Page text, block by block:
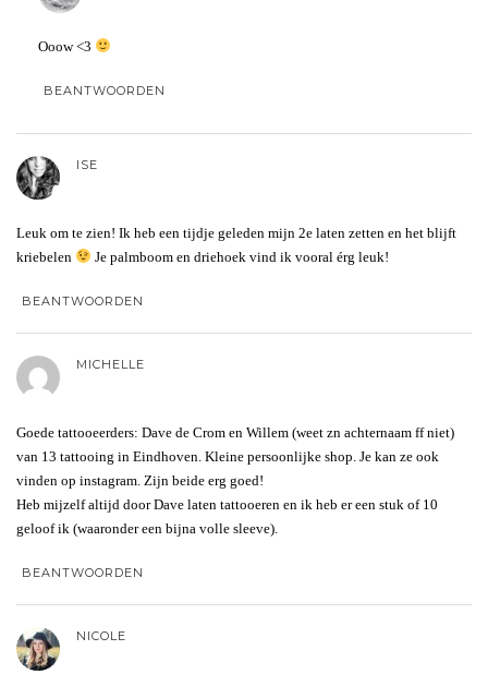
Ooow <3
BEANTWOORDEN
ISE
Leuk om te zien! Ik heb een tijdje geleden mijn 2e laten zetten en het blijft
kriebelen
Je palmboom en driehoek vind ik vooral érg leuk!
BEANTWOORDEN
MICHELLE
Goede tattooeerders: Dave de Crom en Willem (weet zn achternaam ff niet)
van 13 tattooing in Eindhoven. Kleine persoonlijke shop. Je kan ze ook
vinden op instagram. Zijn beide erg goed!
Heb mijzelf altijd door Dave laten tattooeren en ik heb er een stuk of 10
geloof ik (waaronder een bijna volle sleeve).
BEANTWOORDEN
NICOLE